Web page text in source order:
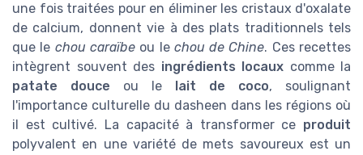
une fois traitées pour en éliminer les cristaux d'oxalate
de calcium, donnent vie à des plats traditionnels tels
que le chou caraïbeou le chou de Chine. Ces recettes
intègrent souvent des ingrédients locaux comme la
patate douce ou le lait de coco, soulignant
l'importance culturelle du dasheen dans les régions où
il est cultivé. La capacité à transformer ce produit
polyvalent en une variété de mets savoureux est un